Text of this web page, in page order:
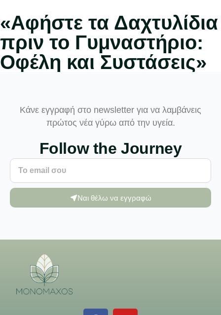
«Αφήστε τα Δαχτυλίδια
πριν το Γυμναστήριο:
Οφέλη και Συστάσεις»
Κάνε εγγραφή στο newsletter για να λαμβάνεις
πρώτος νέα γύρω από την υγεία.
Follow the Journey
Ναι θέλω να εγγραφώ